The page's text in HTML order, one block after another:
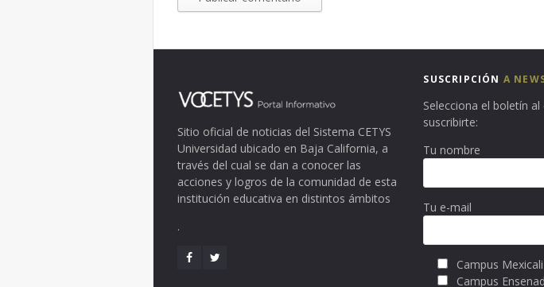
Sitio oficial de noticias del Sistema CETYS
Universidad ubicado en Baja California, a
través del cual se dan a conocer las
acciones y logros de la comunidad de esta
institución educativa en distintos ámbitos
.
SUSCRIPCIÓN A
Selecciona el boletín al
suscribirte:
Tu nombre
Tu e-mail
Campus Mexicali
Campus